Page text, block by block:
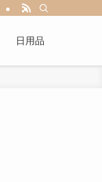
日用品